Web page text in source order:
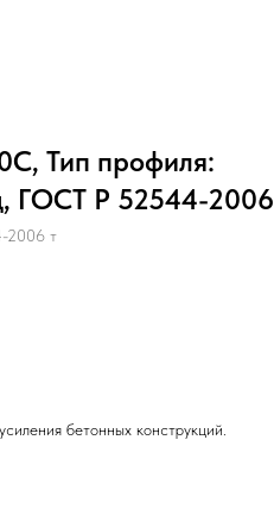
Тип профиля:
ГОСТ Р 52544-2006
2006 т
бетонных конструкций.